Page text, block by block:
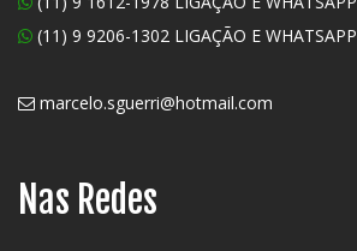
(11) 9 9206-1302 LIGAÇÃO E WHATSAPP
marcelo.sguerri@hotmail.com
Nas Redes